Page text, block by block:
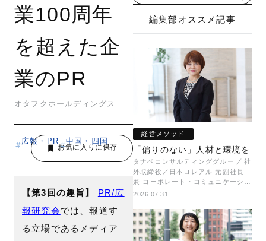
業100周年
を超えた企
業のPR
オタフクホールディングス
広報・PR 中国・四国
【第3回の趣旨】
PR/広
報研究会では、報道す
る立場であるメディア
編集部オススメ記事
経営メソッド
「偏りのない」人材と環境を
タナベコンサルティンググループ 社
外取締役／日本ロレアル 元副社長
兼 コーポレート・コミュニケーショ
ン本部本部長／キャリアコンサルタ
2026.07.31